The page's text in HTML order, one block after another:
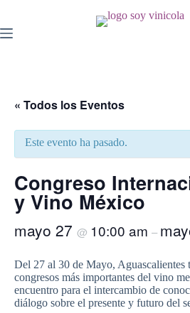
« Todos los Eventos
Este evento ha pasado.
Congreso
y Vino México
mayo 27 @ 10:00 am –
Del 27 al 30 de Mayo, Aguascalientes
congresos más importantes del vino
encuentro para el intercambio de
diálogo sobre el presente y futuro del